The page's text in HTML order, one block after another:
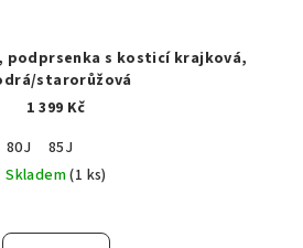
podprsenka s kosticí krajková,
starorůžová
1 399 Kč
80J
85J
Skladem(1 ks)